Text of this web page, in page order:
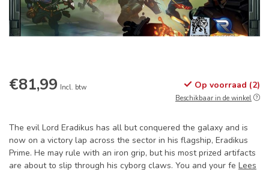
€81,99 Incl. btw Op voorraad (2)
Beschikbaar in de winkel
The evil Lord Eradikus has all but conquered the galaxy and is
now on a victory lap across the sector in his flagship, Eradikus
Prime. He may rule with an iron grip, but his most prized artifacts
are about to slip through his cyborg claws. You and your fe Lees